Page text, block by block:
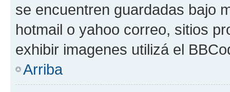
se encuentren guardadas bajo
hotmail o yahoo correo, sitios
exhibir imagenes utilizá el
Arriba